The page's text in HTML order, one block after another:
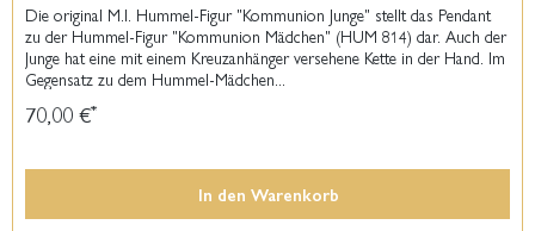
Die original M.I. Hummel-Figur "Kommunion Junge" stellt das Pendant
zu der Hummel-Figur "Kommunion Mädchen" (HUM 814) dar. Auch der
Junge hat eine mit einem Kreuzanhänger versehene Kette in der Hand. Im
Gegensatz zu dem Hummel-Mädchen...
70,00 €*
In den Warenkorb